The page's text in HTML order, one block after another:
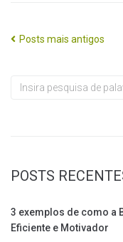
Posts mais antigos
POSTS
3 exemplos de como a
Eficiente e Motivador